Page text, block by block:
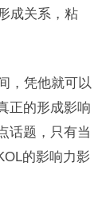
成关系，粘
，凭他就可以
正的形成影响
话题，只有当
的影响力影